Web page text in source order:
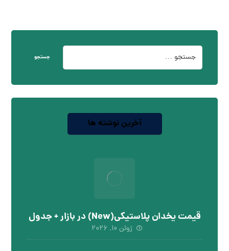
جستجو
آخرین نوشته ها
قیمت یخدان پلاستیکی(New) در بازار + جدول
ژوئن ۱۰, ۲۰۲۶